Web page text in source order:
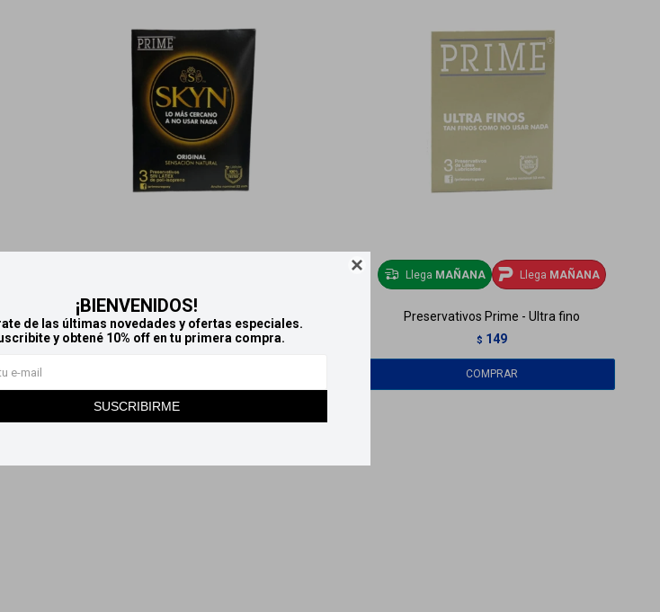

¡BIENVENIDOS!
de las últimas novedades y ofertas especiales.
y obtené 10% off en tu primera compra.
SUSCRIBIRME
Preservativos Skyn Prime
$ 195
Llega MAÑANA Llega MAÑANA
Preservativos Prime - Ultra fino
$ 149